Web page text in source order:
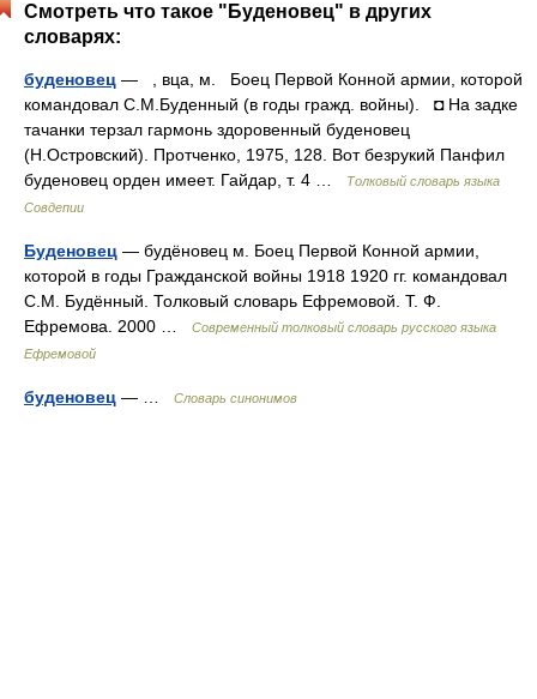
Смотреть что такое "Буденовец" в других
словарях:
буденовец — , вца, м. Боец Первой Конной армии, которой
командовал С.М.Буденный (в годы гражд. войны). ◘ На задке
тачанки терзал гармонь здоровенный буденовец
(Н.Островский). Протченко, 1975, 128. Вот безрукий Панфил
буденовец орден имеет. Гайдар, т. 4 …
Толковый словарь языка
Совдепии
Буденовец — будёновец м. Боец Первой Конной армии,
которой в годы Гражданской войны 1918 1920 гг. командовал
С.М. Будённый. Толковый словарь Ефремовой. Т. Ф.
Ефремова. 2000 …
Современный толковый словарь русского языка
Ефремовой
буденовец — … Словарь синонимов